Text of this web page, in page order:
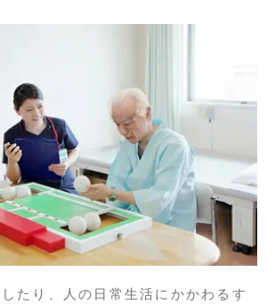
たり、人の日常生活にかかわるす